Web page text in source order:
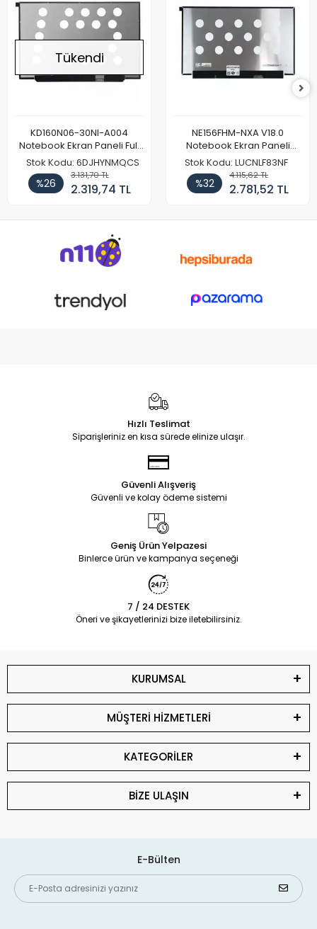
Tükendi
KD160N06-30NI-A004
Notebook Ekran Paneli Full
HD
Stok Kodu: 6DJHYNMQCS
%26
3.131,70 TL
2.319,74 TL
NE156FHM-NXA V18.0
Notebook Ekran Paneli
144Hz
Stok Kodu: LUCNLF83NF
%32
4.115,62 TL
2.781,52 TL
Hızlı Teslimat
Siparişleriniz en kısa sürede elinize ulaşır.
Güvenli Alışveriş
Güvenli ve kolay ödeme sistemi
Geniş Ürün Yelpazesi
Binlerce ürün ve kampanya seçeneği
7 / 24 DESTEK
Öneri ve şikayetlerinizi bize iletebilirsiniz.
KURUMSAL
MÜŞTERİ HİZMETLERİ
KATEGORİLER
BİZE ULAŞIN
E-Bülten